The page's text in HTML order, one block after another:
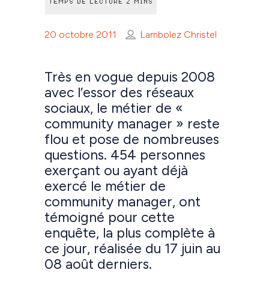
20 octobre 2011 Lambolez Christel
Très en vogue depuis 2008
avec l’essor des réseaux
sociaux, le métier de «
community manager » reste
flou et pose de nombreuses
questions. 454 personnes
exerçant ou ayant déjà
exercé le métier de
community manager, ont
témoigné pour cette
enquête, la plus complète à
ce jour, réalisée du 17 juin au
08 août derniers.